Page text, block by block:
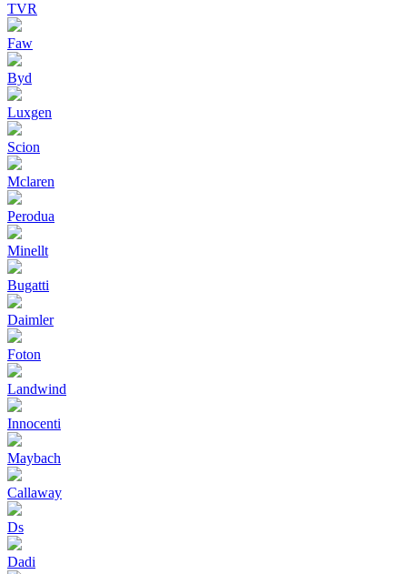
TVR
Faw
Byd
Luxgen
Scion
Mclaren
Perodua
Minellt
Bugatti
Daimler
Foton
Landwind
Innocenti
Maybach
Callaway
Ds
Dadi